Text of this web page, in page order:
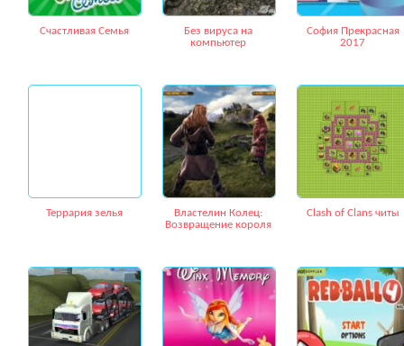
Счастливая Семья
Без вируса на
компьютер
София Прекрасная
2017
Террария зелья
Властелин Колец:
Возвращение короля
Clash of Clans читы